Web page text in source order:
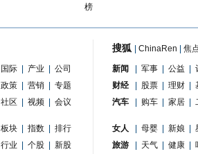
榜
国际 产业
公司
政策 营销
专题
社区 视频 会议
板块 指数
排行
行业 个股
新股
搜狐 ChinaRen 焦
新闻 军事 公益
财经
股票 理财
汽车
购车 家居
女人 母婴 新娘
旅游
天气 健康